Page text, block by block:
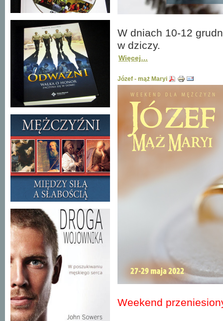
W dniach 10-12
w dziczy.
Więcej…
Józef - mąż Maryi
Weekend